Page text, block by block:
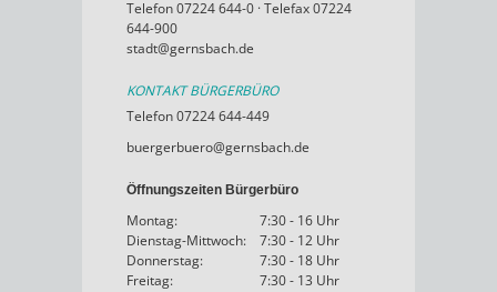
Telefon 07224 644-0 · Telefax 07224
644-900
stadt@gernsbach.de
KONTAKT BÜRGERBÜRO
Telefon 07224 644-449
buergerbuero@gernsbach.de
Öffnungszeiten Bürgerbüro
Montag:
7:30 - 16 Uhr
Dienstag-Mittwoch:
7:30 - 12 Uhr
Donnerstag:
7:30 - 18 Uhr
Freitag:
7:30 - 13 Uhr